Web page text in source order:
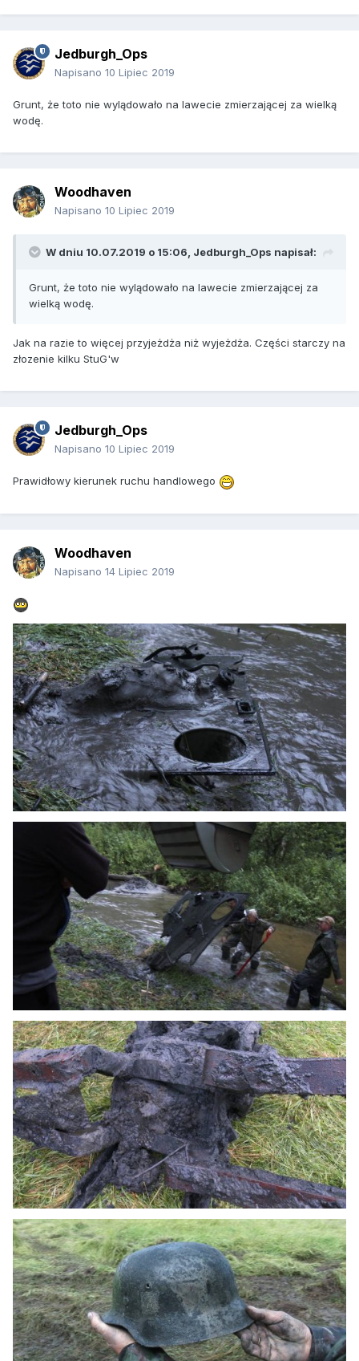
Jedburgh_Ops
Napisano 10 Lipiec 2019
Grunt, że toto nie wylądowało na lawecie zmierzającej za wielką
wodę.
Woodhaven
Napisano 10 Lipiec 2019
W dniu 10.07.2019 o 15:06, Jedburgh_Ops napisał:
Grunt, że toto nie wylądowało na lawecie zmierzającej za
wielką wodę.
Jak na razie to więcej przyjeżdża niż wyjeżdża. Części starczy na
złozenie kilku StuG'w
Jedburgh_Ops
Napisano 10 Lipiec 2019
Prawidłowy kierunek ruchu handlowego
Woodhaven
Napisano 14 Lipiec 2019